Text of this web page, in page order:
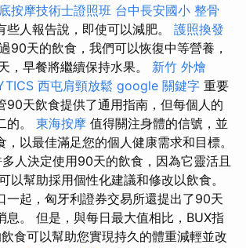
按摩技術士證照班 台中長安國小 整骨
些人報告說，即使可以減肥。 護照換發
90天的飲食，我們可以恢復中等營養，
，早餐將繼續保持水果。 新竹 外燴
西屯肩頸放鬆 google 關鍵字 重要
90天飲食提供了通用指南，但每個人的
的。 東海按摩 值得關注身體的信號，並
以最佳滿足您的個人健康需求和目標。
人決定使用90天的飲食，因為它靈活且
以幫助採用個性化建議和修改以飲食。
一起，匈牙利證券交易所還提出了90天
息。 但是，與每日最大值相比，BUX指
食可以幫助您實現持久的體重減輕並改